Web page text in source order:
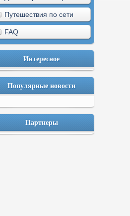
Путешествия по сети
FAQ
Интересное
Популярные новости
Партнеры